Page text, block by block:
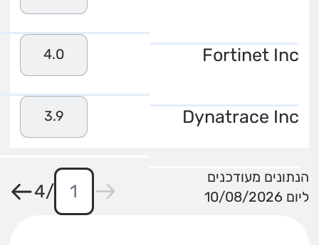
Fortinet Inc
4.0
Dynatrace Inc
3.9
הנתונים מעודכנים
ליום 10/08/2026
/
4